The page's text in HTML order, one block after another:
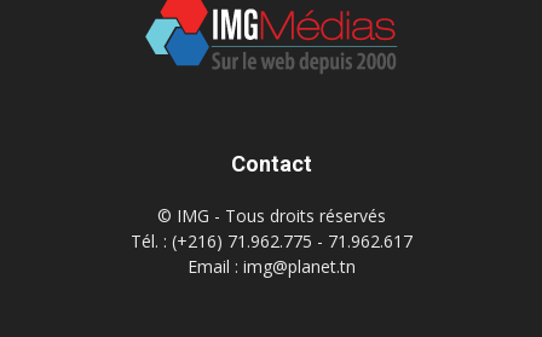
Contact
© IMG - Tous droits réservés
Tél. : (+216) 71.962.775 - 71.962.617
Email : img@planet.tn